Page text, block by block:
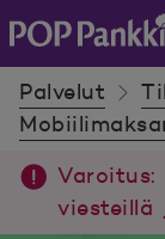
POP Pankki,
Palvelut
Varoitus:
viesteillä